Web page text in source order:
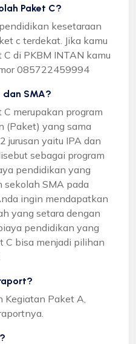
Paket C?
kesetaraan
c terdekat. Jika kamu
di PKBM INTAN kamu
085722459994
dan SMA?
C merupakan program
(Paket) yang sama
jurusan yaitu IPA dan
sebagai program
pendidikan yang
sekolah SMA pada
ingin mendapatkan
yang setara dengan
pendidikan yang
C bisa menjadi pilihan
Kegiatan Paket A,